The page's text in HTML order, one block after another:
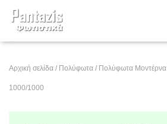
Αρχική σελίδα / Πολύφωτα / Πολύφωτα Μοντέρνα
1000/1000